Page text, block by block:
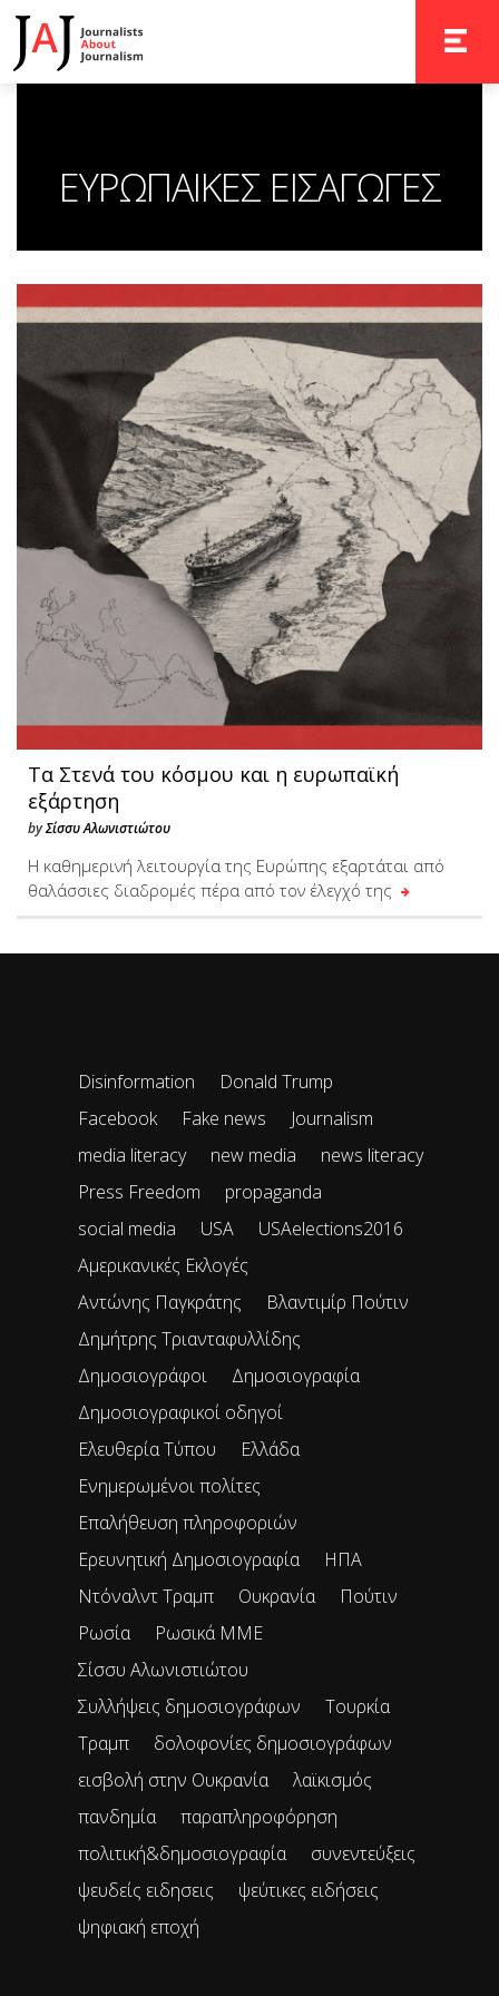
ΕΥΡΩΠΑΙΚΕΣ ΕΙΣΑΓΩΓΕΣ
Τα Στενά του κόσμου και η ευρωπαϊκή
εξάρτηση
byΣίσσυ Αλωνιστιώτου
Η καθημερινή λειτουργία της Ευρώπης εξαρτάται από
θαλάσσιες διαδρομές πέρα από τον έλεγχό της
Disinformation
Donald Trump
Facebook
Fake news
Journalism
media literacy
new media
news literacy
Press Freedom
propaganda
social media
USA
USAelections2016
Αμερικανικές Εκλογές
Αντώνης Παγκράτης
Βλαντιμίρ Πούτιν
Δημήτρης Τριανταφυλλίδης
Δημοσιογράφοι
Δημοσιογραφία
Δημοσιογραφικοί οδηγοί
Ελευθερία Τύπου
Ελλάδα
Ενημερωμένοι πολίτες
Επαλήθευση πληροφοριών
Ερευνητική Δημοσιογραφία
ΗΠΑ
Ντόναλντ Τραμπ
Ουκρανία
Πούτιν
Ρωσία
Ρωσικά ΜΜΕ
Σίσσυ Αλωνιστιώτου
Συλλήψεις δημοσιογράφων
Τουρκία
Τραμπ
δολοφονίες δημοσιογράφων
εισβολή στην Ουκρανία
λαϊκισμός
πανδημία
παραπληροφόρηση
πολιτική&δημοσιογραφία
συνεντεύξεις
ψευδείς ειδησεις
ψεύτικες ειδήσεις
ψηφιακή εποχή